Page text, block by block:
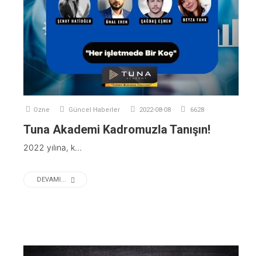
Ozne Güncel Haberler 2022-08-08 6628
Tuna Akademi Kadromuzla Tanışın!
2022 yılına, k...
DEVAMI...